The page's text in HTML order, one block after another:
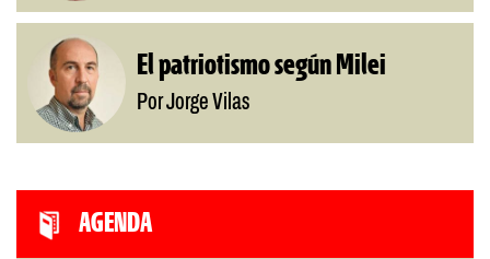
El patriotismo según Milei
Por Jorge Vilas
AGENDA